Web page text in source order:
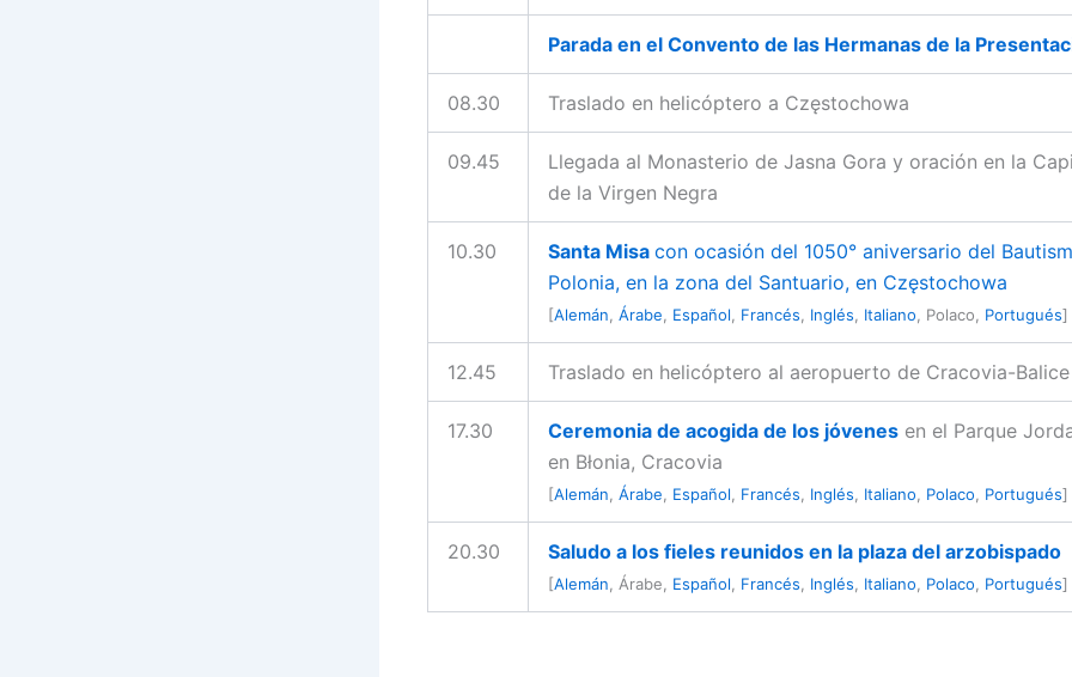
Parada en el Convento de las Hermanas de la
08.30 Traslado en helicóptero a Częstochowa
09.45
Llegada al Monasterio de Jasna Gora y oración en la
de la Virgen Negra
10.30 Santa Misa con ocasión del 1050° aniversario del
Polonia, en la zona del Santuario, en Częstochowa
[Alemán, Árabe, Español, Francés, Inglés, Italiano, Polaco, Portugués]
12.45 Traslado en helicóptero al aeropuerto de Cracovia-Balice
17.30 Ceremonia de acogida de los jóvenes en el Parque
en Błonia, Cracovia
[Alemán, Árabe, Español, Francés, Inglés, Italiano, Polaco, Portugués]
20.30 Saludo a los fieles reunidos en la plaza del arzobispado
[Alemán, Árabe, Español, Francés, Inglés, Italiano, Polaco, Portugués]